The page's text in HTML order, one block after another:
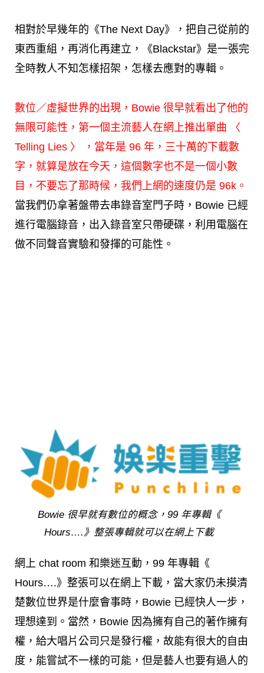
相對於早幾年的《The Next Day》，把自己從前的
東西重組，再消化再建立，《Blackstar》是一張完
全時教人不知怎樣招架，怎樣去應對的專輯。
數位／虛擬世界的出現，Bowie 很早就看出了他的
無限可能性，第一個主流藝人在網上推出單曲 〈
Telling Lies 〉 ，當年是 96 年，三十萬的下載數
字，就算是放在今天，這個數字也不是一個小數
目，不要忘了那時候，我們上網的速度仍是 96k。
當我們仍拿著盤帶去串錄音室門子時，Bowie 已經
進行電腦錄音，出入錄音室只帶硬碟，利用電腦在
做不同聲音實驗和發揮的可能性。
Bowie 很早就有數位的概念，99 年專輯《
Hours….》整張專輯就可以在網上下載
網上 chat room 和樂迷互動，99 年專輯《
Hours….》整張可以在網上下載，當大家仍未摸清
楚數位世界是什麼會事時，Bowie 已經快人一步，
理想達到。當然，Bowie 因為擁有自己的著作擁有
權，給大唱片公司只是發行權，故能有很大的自由
度，能嘗試不一樣的可能，但是藝人也要有過人的